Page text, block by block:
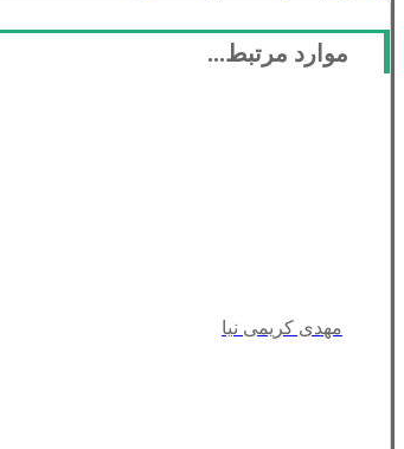
موارد مرتبط...
مهدی کریمی نیا